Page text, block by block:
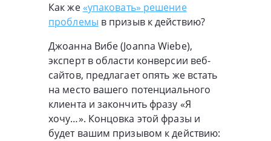
Как же «упаковать» решение
проблемы в призыв к действию?
Джоанна Вибе (Joanna Wiebe),
эксперт в области конверсии веб-
сайтов, предлагает опять же встать
на место вашего потенциального
клиента и закончить фразу «Я
хочу…». Концовка этой фразы и
будет вашим призывом к действию: